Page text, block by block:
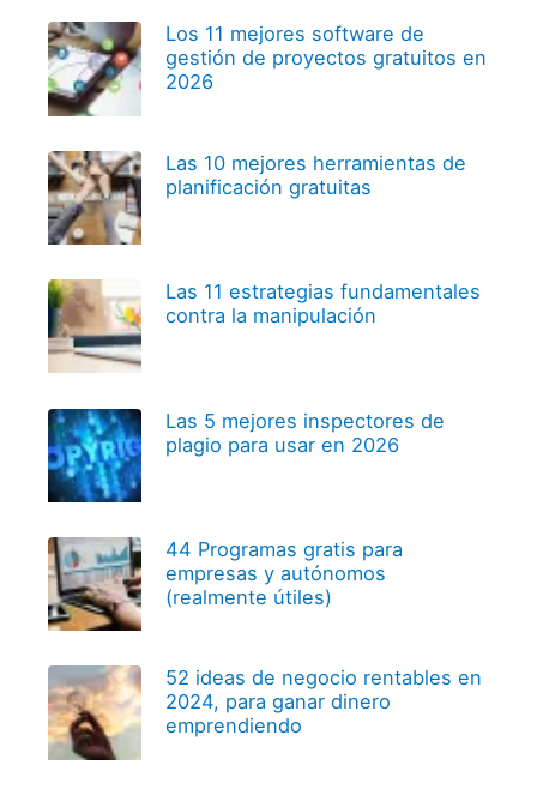
Los 11 mejores software de
gestión de proyectos gratuitos en
2026
Las 10 mejores herramientas de
planificación gratuitas
Las 11 estrategias fundamentales
contra la manipulación
Las 5 mejores inspectores de
plagio para usar en 2026
44 Programas gratis para
empresas y autónomos
(realmente útiles)
52 ideas de negocio rentables en
2024, para ganar dinero
emprendiendo